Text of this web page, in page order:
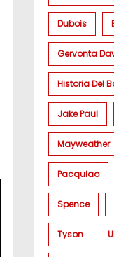
Dubois
Gervonta
Historia Del
Jake Paul
Mayweather
Pacquiao
Spence
Tyson